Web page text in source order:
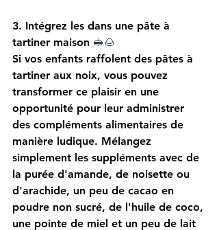
3. Intégrez les dans une pâte à
tartiner maison 🥪🌰
Si vos enfants raffolent des pâtes à
tartiner aux noix, vous pouvez
transformer ce plaisir en une
opportunité pour leur administrer
des compléments alimentaires de
manière ludique. Mélangez
simplement les suppléments avec de
la purée d'amande, de noisette ou
d'arachide, un peu de cacao en
poudre non sucré, de l'huile de coco,
une pointe de miel et un peu de lait